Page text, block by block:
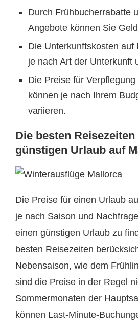
Durch Frühbucherrabatte
Angebote können Sie
Die Unterkunftskosten auf
je nach Art der Unterkunft
Die Preise für
können je nach Ihrem
variieren.
Die besten
günstigen Urlaub auf
Die Preise für einen Urlaub
je nach Saison und
einen günstigen Urlaub zu
besten Reisezeiten
Nebensaison, wie dem
sind die Preise in der Regel
Sommermonaten der
können Last-Minute-